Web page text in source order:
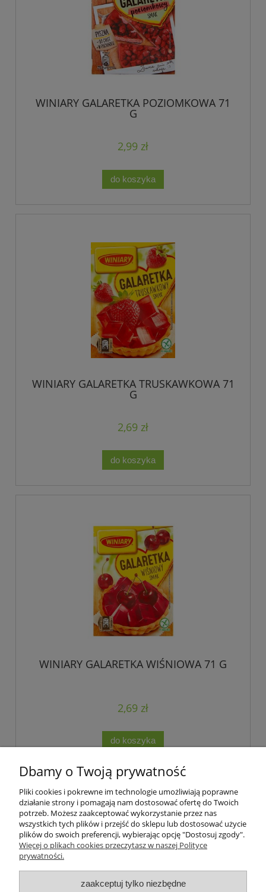
WINIARY GALARETKA POZIOMKOWA 71
G
2,99 zł
do koszyka
WINIARY GALARETKA TRUSKAWKOWA 71
G
2,69 zł
do koszyka
WINIARY GALARETKA WIŚNIOWA 71 G
2,69 zł
do koszyka
Podmiotem świadczącym obsługę płatności online jest Blue Media
S.A.
Pomoc
Moje konto
Dbamy o Twoją prywatność
Pliki cookies i pokrewne im technologie umożliwiają poprawne
działanie strony i pomagają nam dostosować ofertę do Twoich
potrzeb. Możesz zaakceptować wykorzystanie przez nas
wszystkich tych plików i przejść do sklepu lub dostosować użycie
plików do swoich preferencji, wybierając opcję "Dostosuj zgody".
Więcej o plikach cookies przeczytasz w naszej Polityce
prywatności.
zaakceptuj tylko niezbędne